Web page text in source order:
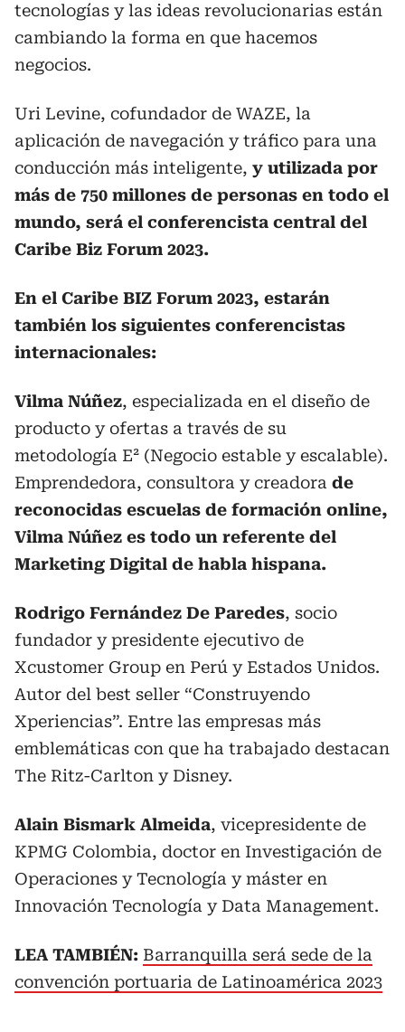
tecnologías y las ideas revolucionarias están
cambiando la forma en que hacemos
negocios.
Uri Levine, cofundador de WAZE, la
aplicación de navegación y tráfico para una
conducción más inteligente, y utilizada por
más de 750 millones de personas en todo el
mundo, será el conferencista central del
Caribe Biz Forum 2023.
En el Caribe BIZ Forum 2023, estarán
también los siguientes conferencistas
internacionales:
Vilma Núñez, especializada en el diseño de
producto y ofertas a través de su
metodología E² (Negocio estable y escalable).
Emprendedora, consultora y creadora de
reconocidas escuelas de formación online,
Vilma Núñez es todo un referente del
Marketing Digital de habla hispana.
Rodrigo Fernández De Paredes, socio
fundador y presidente ejecutivo de
Xcustomer Group en Perú y Estados Unidos.
Autor del best seller “Construyendo
Xperiencias”. Entre las empresas más
emblemáticas con que ha trabajado destacan
The Ritz-Carlton y Disney.
Alain Bismark Almeida, vicepresidente de
KPMG Colombia, doctor en Investigación de
Operaciones y Tecnología y máster en
Innovación Tecnología y Data Management.
LEA TAMBIÉN: Barranquilla será sede de la
convención portuaria de Latinoamérica 2023